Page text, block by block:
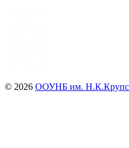
© 2026 ООУНБ им.